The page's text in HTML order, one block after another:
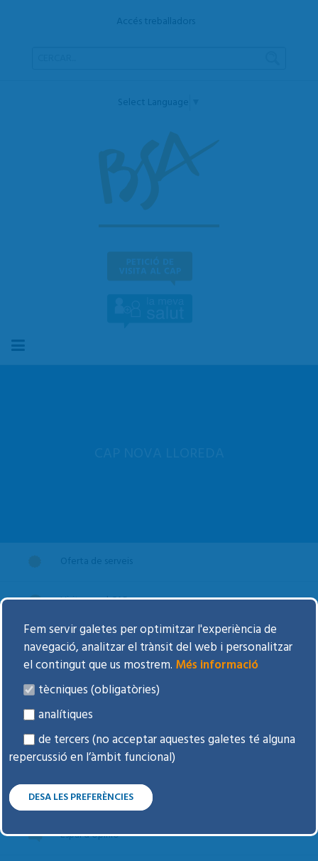
Accés treballadors
Select Language
Visitar-se al CAP
Preparem la visita
Certificats i informes
Voluntats anticipades
Donar òrgans i teixits
Espai d'opinió
Fem servir galetes per optimitzar l'experiència de
navegació, analitzar el trànsit del web i personalitzar
el contingut que us mostrem. Més informació
tècniques (obligatòries)
analítiques
de tercers (no acceptar aquestes galetes té alguna
repercussió en l’àmbit funcional)
DESA LES PREFERÈNCIES